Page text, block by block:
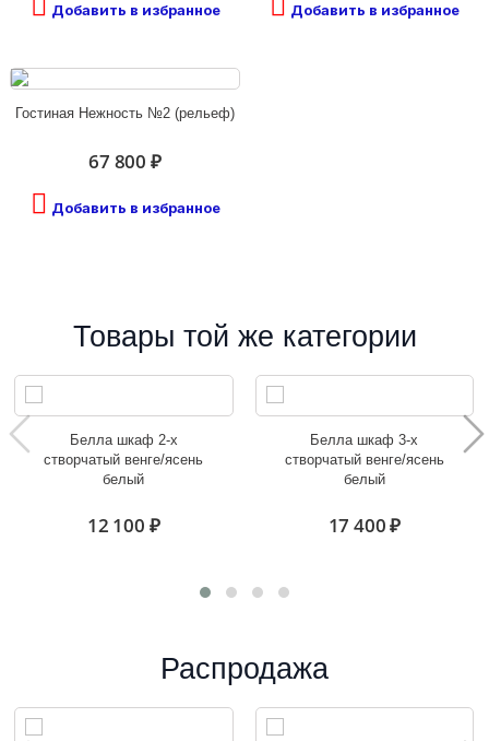
Добавить в избранное Добавить в избранное
Гостиная Нежность №2 (рельеф)
67 800 ₽
Добавить в избранное
Товары той же категории
Белла шкаф 2-х
створчатый венге/ясень
белый
12 100 ₽
Белла шкаф 3-х
створчатый венге/ясень
белый
17 400 ₽
Распродажа